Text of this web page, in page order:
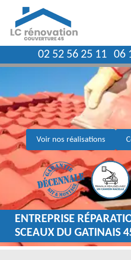
02 52 56 25 11 06
Voir nos réalisations
ENTREPRISE
SCEAUX DU GATINAIS